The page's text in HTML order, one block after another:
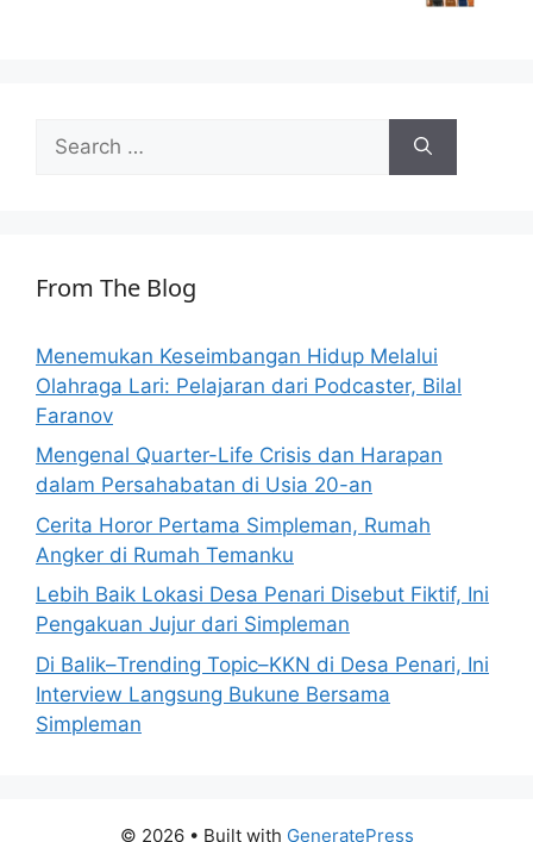
for:
From The Blog
Menemukan Keseimbangan Hidup Melalui
Olahraga Lari: Pelajaran dari Podcaster, Bilal
Faranov
Mengenal Quarter-Life Crisis dan Harapan
dalam Persahabatan di Usia 20-an
Cerita Horor Pertama Simpleman, Rumah
Angker di Rumah Temanku
Lebih Baik Lokasi Desa Penari Disebut Fiktif, Ini
Pengakuan Jujur dari Simpleman
Di Balik–Trending Topic–KKN di Desa Penari, Ini
Interview Langsung Bukune Bersama
Simpleman
© 2026 • Built with GeneratePress